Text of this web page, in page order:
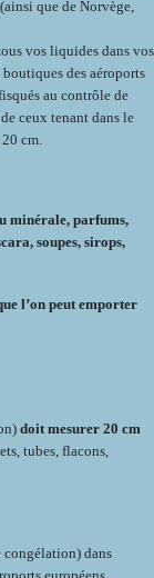
(ainsi que de Norvège,
vos liquides dans vos
des aéroports
au contrôle de
ceux tenant dans le
cm.
minérale, parfums,
soupes, sirops,
l’on peut emporter
doit mesurer 20 cm
tubes, flacons,
congélation) dans